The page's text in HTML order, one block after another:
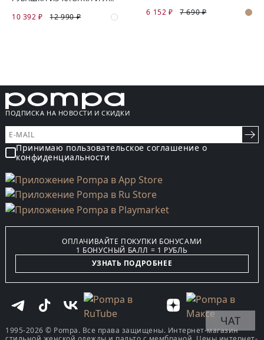
10 392 ₽
12 990 ₽
6 152 ₽
7 690 ₽
ПОДПИСКА НА НОВОСТИ И СКИДКИ
Принимаю пользовательское соглашение о
конфиденциальности
ОПЛАЧИВАЙТЕ ПОКУПКИ БОНУСАМИ
1 БОНУСНЫЙ БАЛЛ = 1 РУБЛЬ
УЗНАТЬ ПОДРОБНЕЕ
1995-2026 © Pompa. Все права защищены. Интернет-магазин
ЧАТ